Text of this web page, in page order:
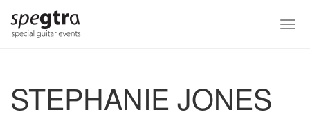
main
STEPHANIE JONES